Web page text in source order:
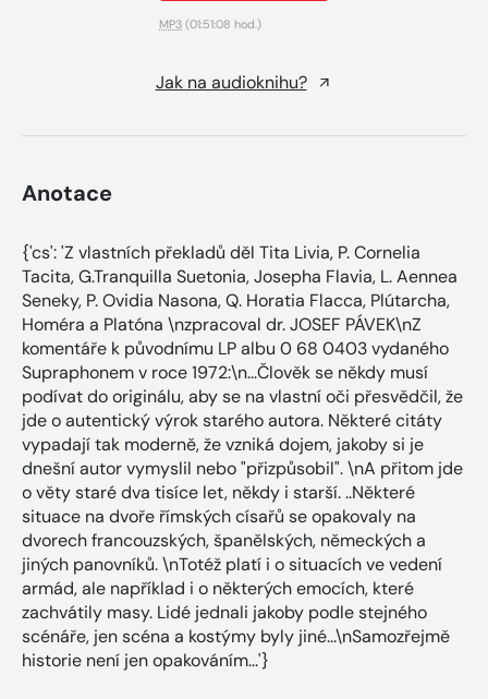
MP3 (01:51:08 hod.)
Jak na audioknihu?
Anotace
{'cs': 'Z vlastních překladů děl Tita Livia, P. Cornelia
Tacita, G.Tranquilla Suetonia, Josepha Flavia, L. Aennea
Seneky, P. Ovidia Nasona, Q. Horatia Flacca, Plútarcha,
Homéra a Platóna \nzpracoval dr. JOSEF PÁVEK\nZ
komentáře k původnímu LP albu 0 68 0403 vydaného
Supraphonem v roce 1972:\n...Člověk se někdy musí
podívat do originálu, aby se na vlastní oči přesvědčil, že
jde o autentický výrok starého autora. Některé citáty
vypadají tak moderně, že vzniká dojem, jakoby si je
dnešní autor vymyslil nebo "přizpůsobil". \nA přitom jde
o věty staré dva tisíce let, někdy i starší. ..Některé
situace na dvoře římských císařů se opakovaly na
dvorech francouzských, španělských, německých a
jiných panovníků. \nTotéž platí i o situacích ve vedení
armád, ale například i o některých emocích, které
zachvátily masy. Lidé jednali jakoby podle stejného
scénáře, jen scéna a kostýmy byly jiné...\nSamozřejmě
historie není jen opakováním...'}